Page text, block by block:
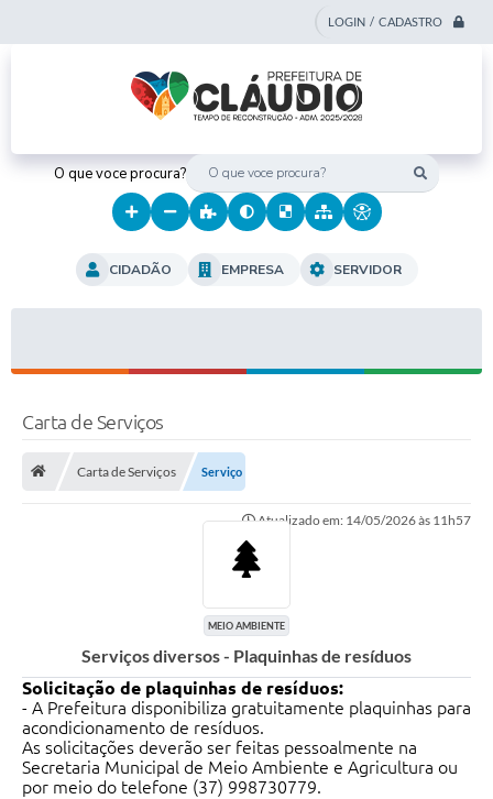
LOGIN / CADASTRO
O que voce procura?
CIDADÃO EMPRESA SERVIDOR
Carta de Serviços
Carta de Serviços Serviço
Atualizado em: 14/05/2026 às 11h57
MEIO AMBIENTE
Serviços diversos - Plaquinhas de resíduos
Solicitação de plaquinhas de resíduos:
- A Prefeitura disponibiliza gratuitamente plaquinhas para
acondicionamento de resíduos.
As solicitações deverão ser feitas pessoalmente na
Secretaria Municipal de Meio Ambiente e Agricultura ou
por meio do telefone (37) 998730779.